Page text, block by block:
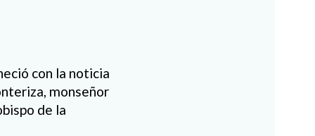
con la noticia
monseñor
de la